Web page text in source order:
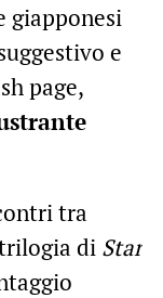
giapponesi
e
page,
tra
di Star